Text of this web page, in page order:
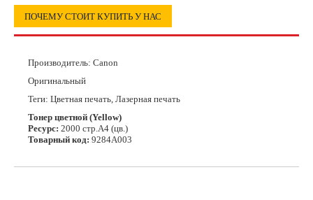
ПОЧЕМУ СТОИТ КУПИТЬ У НАС
Производитель: Canon
Оригинальный
Теги: Цветная печать, Лазерная печать
Тонер цветной (Yellow)
Ресурс: 2000 стр.А4 (цв.)
Товарный код: 9284A003